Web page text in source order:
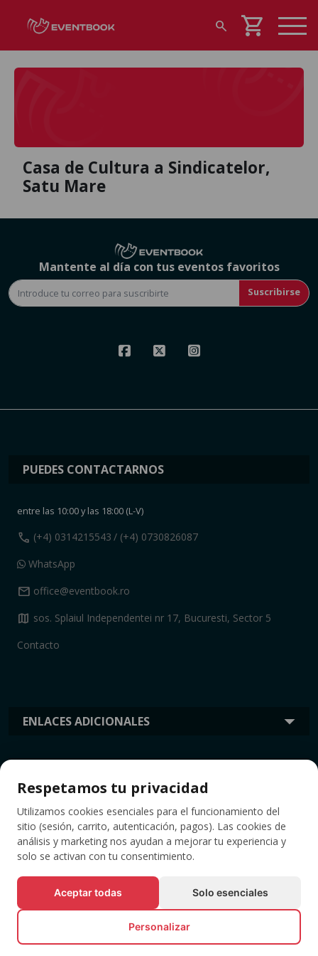
search shopping_cart
Casa de Cultura a Sindicatelor,
Satu Mare
Mantente al día con tus eventos favoritos
Suscribirse
ENLACES ADICIONALES
PUEDES CONTACTARNOS
entre las 10:00 y las 18:00 (L-V)
call (+4) 0314215543 / (+4) 0730826087
WhatsApp
mail office@eventbook.ro
map sos. Splaiul Independentei nr 17, Bucuresti, Sector 5
Contacto
ETIQUETAS
Respetamos tu privacidad
Utilizamos cookies esenciales para el funcionamiento del
sitio (sesión, carrito, autenticación, pagos). Las cookies de
análisis y marketing nos ayudan a mejorar tu experiencia y
solo se activan con tu consentimiento.
Aceptar todas Solo esenciales
Personalizar